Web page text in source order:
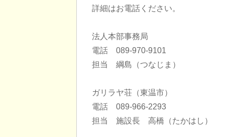
詳細はお電話ください。
法人本部事務局
電話 089-970-9101
担当 綱島（つなじま）
ガリラヤ荘（東温市）
電話 089-966-2293
担当 施設長 高橋（たかはし）